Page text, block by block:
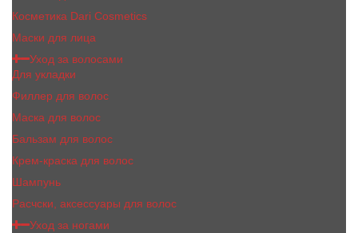
Косметика Dari Cosmetics
Маски для лица
Уход за волосами
Для укладки
Филлер для волос
Маска для волос
Бальзам для волос
Крем-краска для волос
Шампунь
Расчски, аксессуары для волос
Уход за ногами